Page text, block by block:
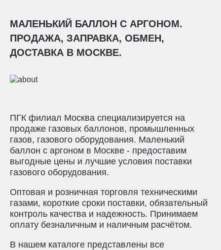
МАЛЕНЬКИЙ БАЛЛОН С АРГОНОМ.
ПРОДАЖА, ЗАПРАВКА, ОБМЕН,
ДОСТАВКА В МОСКВЕ.
ПГК филиал Москва специализируется на
продаже газовых баллонов, промышленных
газов, газового оборудования. Маленький
баллон с аргоном в Москве - предоставим
выгодные цены и лучшие условия поставки
газового оборудования.
Оптовая и розничная торговля техническими
газами, короткие сроки поставки, обязательный
контроль качества и надежность. Принимаем
оплату безналичным и наличным расчётом.
В нашем каталоге представлены все